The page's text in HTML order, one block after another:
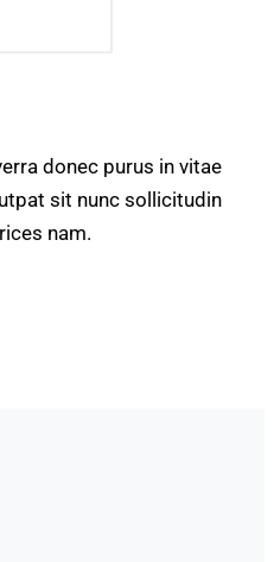
donec purus in vitae
sit nunc sollicitudin
nam.